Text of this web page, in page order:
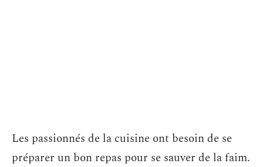
Les passionnés de la cuisine ont besoin de se
préparer un bon repas pour se sauver de la faim.